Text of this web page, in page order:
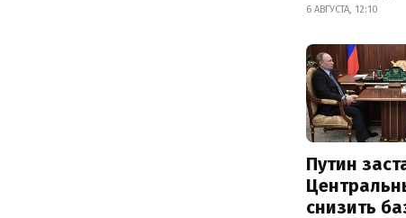
6 АВГУСТА, 12:10
Путин
снизить